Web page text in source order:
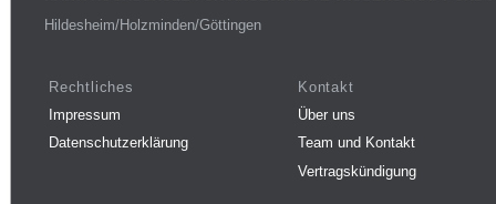
Hildesheim/Holzminden/Göttingen
Rechtliches
Impressum
Datenschutzerklärung
Kontakt
Über uns
Team und Kontakt
Vertragskündigung